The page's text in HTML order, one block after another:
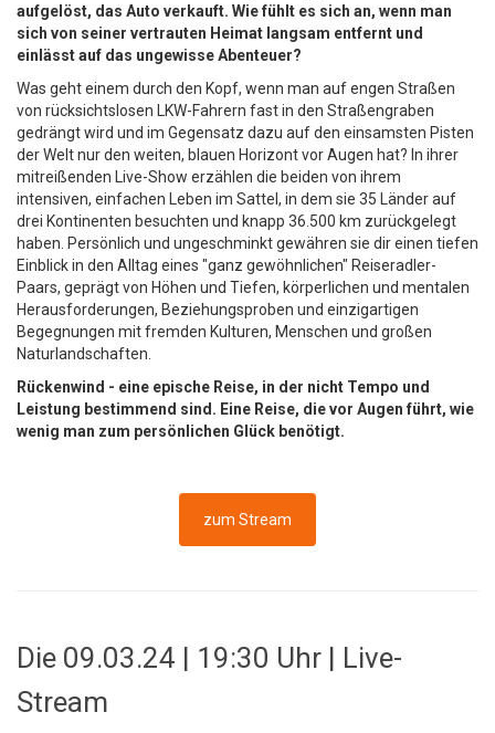
aufgelöst, das Auto verkauft. Wie fühlt es sich an, wenn man
sich von seiner vertrauten Heimat langsam entfernt und
einlässt auf das ungewisse Abenteuer?
Was geht einem durch den Kopf, wenn man auf engen Straßen
von rücksichtslosen LKW-Fahrern fast in den Straßengraben
gedrängt wird und im Gegensatz dazu auf den einsamsten Pisten
der Welt nur den weiten, blauen Horizont vor Augen hat? In ihrer
mitreißenden Live-Show erzählen die beiden von ihrem
intensiven, einfachen Leben im Sattel, in dem sie 35 Länder auf
drei Kontinenten besuchten und knapp 36.500 km zurückgelegt
haben. Persönlich und ungeschminkt gewähren sie dir einen tiefen
Einblick in den Alltag eines "ganz gewöhnlichen" Reiseradler-
Paars, geprägt von Höhen und Tiefen, körperlichen und mentalen
Herausforderungen, Beziehungsproben und einzigartigen
Begegnungen mit fremden Kulturen, Menschen und großen
Naturlandschaften.
Rückenwind - eine epische Reise, in der nicht Tempo und
Leistung bestimmend sind. Eine Reise, die vor Augen führt, wie
wenig man zum persönlichen Glück benötigt.
zum Stream
Die 09.03.24 | 19:30 Uhr | Live-
Stream